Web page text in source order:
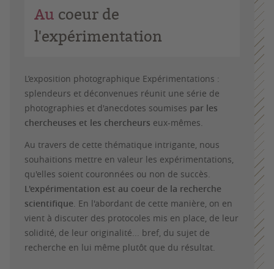
Au coeur de
l'expérimentation
L’exposition photographique Expérimentations :
splendeurs et déconvenues réunit une série de
photographies et d'anecdotes soumises par les
chercheuses et les chercheurs eux-mêmes.
Au travers de cette thématique intrigante, nous
souhaitions mettre en valeur les expérimentations,
qu'elles soient couronnées ou non de succès.
L'expérimentation est au coeur de la recherche
scientifique. En l'abordant de cette manière, on en
vient à discuter des protocoles mis en place, de leur
solidité, de leur originalité... bref, du sujet de
recherche en lui même plutôt que du résultat.